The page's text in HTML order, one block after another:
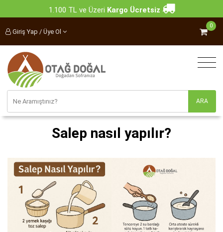
1.100 TL ve Üzeri Kargo Ücretsiz
Giriş Yap / Üye Ol
0
Salep nasıl yapılır?